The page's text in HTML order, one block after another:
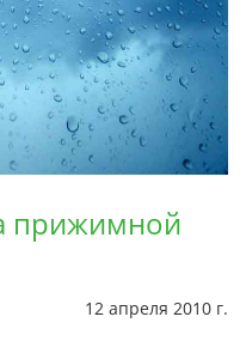
прижимной
12 апреля 2010 г.